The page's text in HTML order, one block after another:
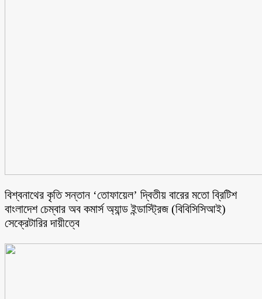
বিশ্বনাথের কৃতি সন্তান ‘তোফায়েল’ দ্বিতীয় বারের মতো ব্রিটিশ
বাংলাদেশ চেম্বার অব কমার্স অ্যান্ড ইন্ডাস্ট্রিজ (বিবিসিসিআই)
সেক্রেটারির দায়ীত্বে